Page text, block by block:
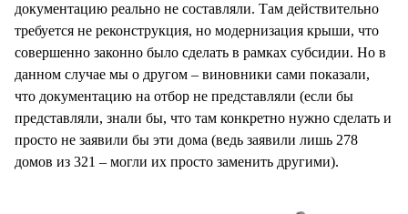
документацию реально не составляли. Там действительно
требуется не реконструкция, но модернизация крыши, что
совершенно законно было сделать в рамках субсидии. Но в
данном случае мы о другом – виновники сами показали,
что документацию на отбор не представляли (если бы
представляли, знали бы, что там конкретно нужно сделать и
просто не заявили бы эти дома (ведь заявили лишь 278
домов из 321 – могли их просто заменить другими).